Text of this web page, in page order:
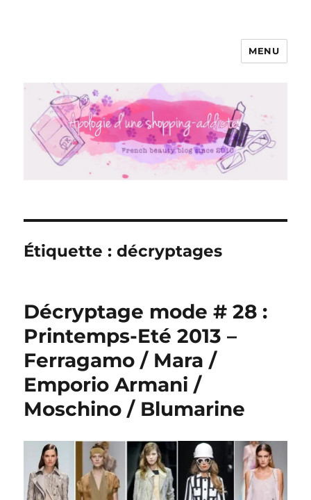
Apologie d'une Shopping-addicte
MENU
Étiquette :décryptages
Décryptage mode # 28 :
Printemps-Eté 2013 –
Ferragamo / Mara /
Emporio Armani /
Moschino / Blumarine